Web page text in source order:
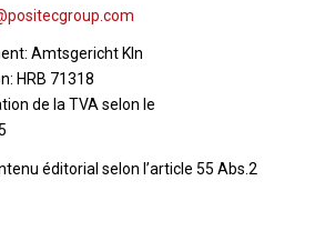
Amtsgericht Kln
HRB 71318
de la TVA selon le
éditorial selon l’article 55 Abs.2